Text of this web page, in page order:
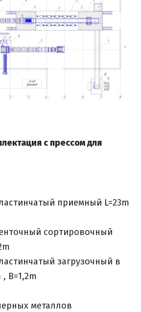
с прессом для
приемный L=23m
сортировочный
загрузочный в
, B=1,2m
металлов